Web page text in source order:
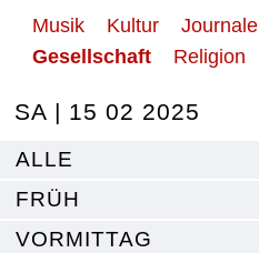
Musik Kultur Journale
Gesellschaft
Religion
SA | 15 02 2025
ALLE
FRÜH
VORMITTAG